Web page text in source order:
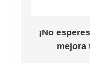
¡No
mejora